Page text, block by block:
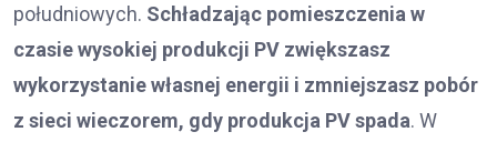
południowych. Schładzając pomieszczenia w
czasie wysokiej produkcji PV zwiększasz
wykorzystanie własnej energii i zmniejszasz pobór
z sieci wieczorem, gdy produkcja PV spada. W